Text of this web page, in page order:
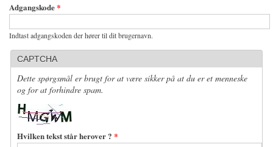
Adgangskode*
Indtast adgangskoden der hører til dit brugernavn.
CAPTCHA
Dette spørgsmål er brugt for at være sikker på at du er et menneske
og for at forhindre spam.
Hvilken tekst står herover ? *